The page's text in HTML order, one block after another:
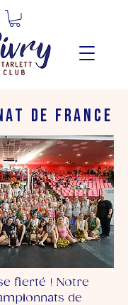
DE FRANCE
fierté ! Notre
de